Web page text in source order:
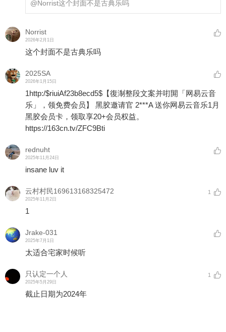
@Norrist这个封面不是古典乐吗
Norrist
2026年2月1日
这个封面不是古典乐吗
2025SA
2026年1月15日
1http:/$riuiAf23b8ecd5$【復淛整段文案并咑閞「网易云音
乐」，领免费会员】 黑胶邀请官 2***A 送你网易云音乐1月
黑胶会员卡，领取享20+会员权益。
https://163cn.tv/ZFC9Bti
rednuht
2025年11月24日
insane luv it
云村村民169613168325472
2025年11月2日
1
1
Jrake-031
2025年7月1日
太适合宅家时候听
只认定一个人
2025年5月29日
1
截止日期为2024年